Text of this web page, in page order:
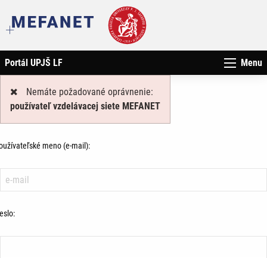
Portál UPJŠ LF Menu
Nemáte požadované oprávnenie:
používateľ vzdelávacej siete MEFANET
meno (e-mail):